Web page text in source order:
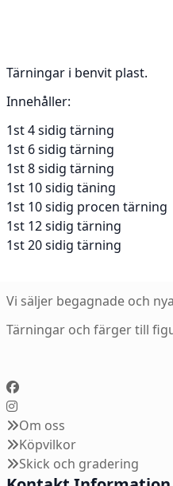
Tärningar i benvit plast.
Innehåller:
1st 4 sidig tärning
1st 6 sidig tärning
1st 8 sidig tärning
1st 10 sidig täning
1st 10 sidig procen tärning
1st 12 sidig tärning
1st 20 sidig tärning
Vi säljer begagnade och
Tärningar och färger till
Om oss
Köpvilkor
Skick och gradering